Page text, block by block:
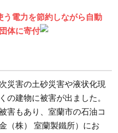
う電力を節約しながら自動
体に寄付
災害の土砂災害や液状化現
の建物に被害が出ました。
害もあり、室蘭市の石油コ
（株） 室蘭製鐵所）にお